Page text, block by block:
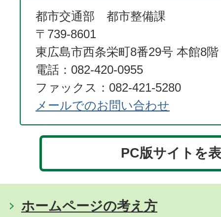
都市交通部 都市整備課
〒739-8601
東広島市西条栄町8番29号 本館8階
電話：082-420-0955
ファックス：082-421-5280
メールでのお問い合わせ
PC版サイトを
ホームページの考え方